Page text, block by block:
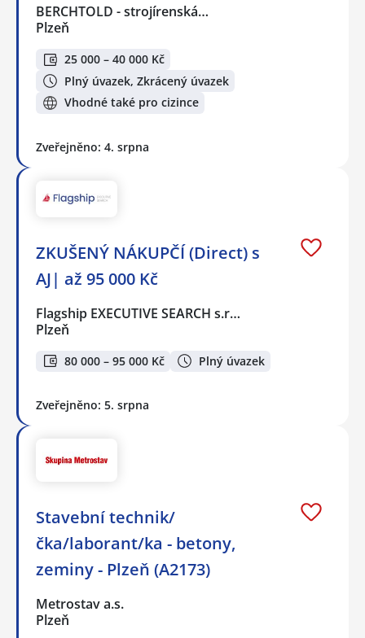
BERCHTOLD - strojírenská…
Plzeň
25 000 – 40 000 Kč
Plný úvazek, Zkrácený úvazek
Vhodné také pro cizince
Zveřejněno: 4. srpna
ZKUŠENÝ NÁKUPČÍ (Direct) s
AJ| až 95 000 Kč
Flagship EXECUTIVE SEARCH s.r…
Plzeň
80 000 – 95 000 Kč Plný úvazek
Zveřejněno: 5. srpna
Stavební technik/
čka/laborant/ka - betony,
zeminy - Plzeň (A2173)
Metrostav a.s.
Plzeň